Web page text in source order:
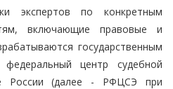
экспертов по конкретным
включающие правовые и
государственным
федеральный центр судебной
России (далее - РФЦСЭ при